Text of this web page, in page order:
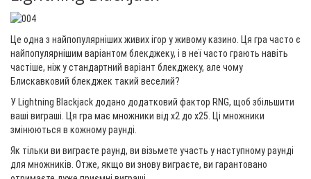
Це одна з найпопулярніших живих ігор у живому казино. Ця гра часто є
найпопулярнішим варіантом блекджеку, і в неї часто грають навіть
частіше, ніж у стандартний варіант блекджеку, але чому
Блискавковий блекджек такий веселий?
У Lightning Blackjack додано додатковий фактор RNG, щоб збільшити
ваші виграші. Ця гра має множники від x2 до x25. Ці множники
змінюються в кожному раунді.
Як тільки ви виграєте раунд, ви візьмете участь у наступному раунді
для множників. Отже, якщо ви знову виграєте, ви гарантовано